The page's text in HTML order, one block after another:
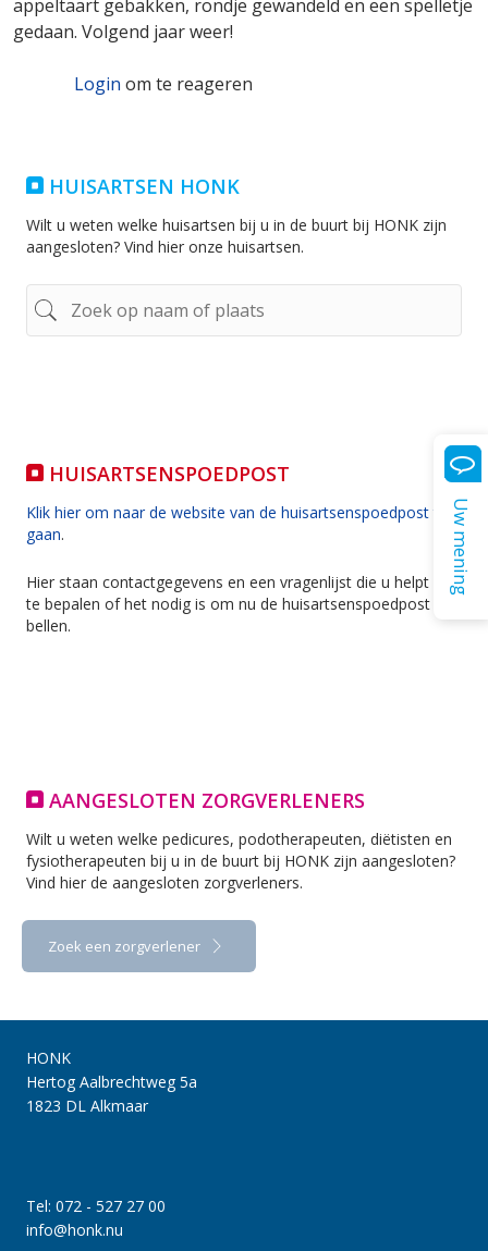
Uw mening
appeltaart gebakken, rondje gewandeld en een spelletje
gedaan. Volgend jaar weer!
Login om te reageren
HUISARTSEN HONK
Wilt u weten welke huisartsen bij u in de buurt bij HONK zijn
aangesloten? Vind hier onze huisartsen.
HUISARTSENSPOEDPOST
Klik hier om naar de website van de huisartsenspoedpost te
gaan.
Hier staan contactgegevens en een vragenlijst die u helpt om
te bepalen of het nodig is om nu de huisartsenspoedpost te
bellen.
AANGESLOTEN ZORGVERLENERS
Wilt u weten welke pedicures, podotherapeuten, diëtisten en
fysiotherapeuten bij u in de buurt bij HONK zijn aangesloten?
Vind hier de aangesloten zorgverleners.
Zoek een zorgverlener
HONK
Hertog Aalbrechtweg 5a
1823 DL Alkmaar
Tel: 072 - 527 27 00
info@honk.nu